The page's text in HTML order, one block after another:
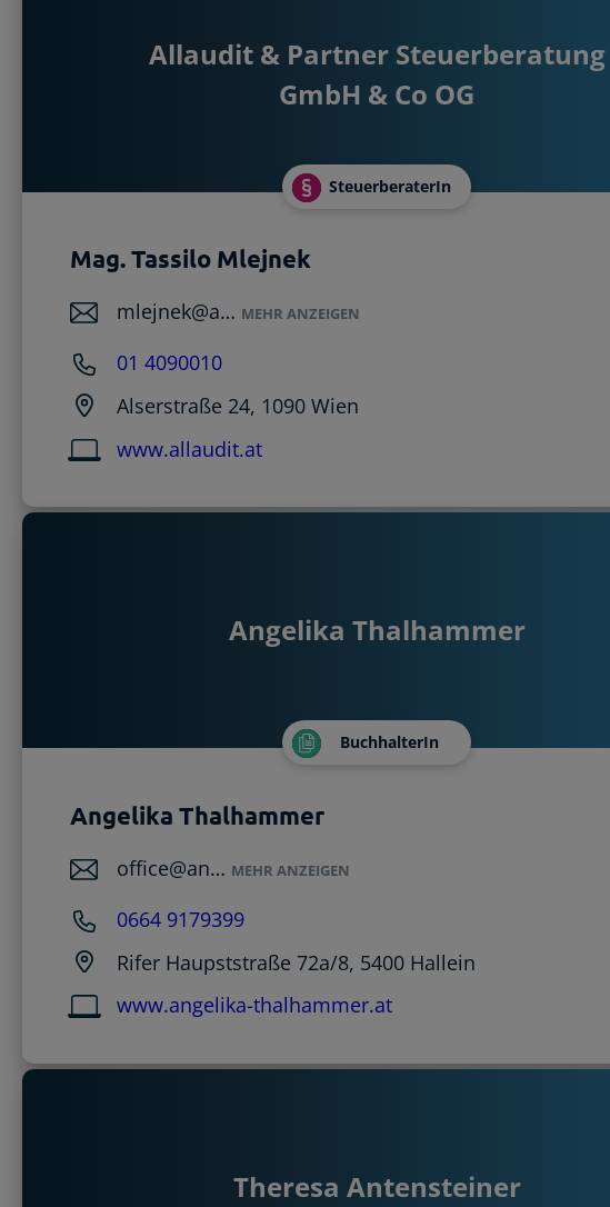
Allaudit & Partner Steuerberatung
GmbH & Co OG
SteuerberaterIn
Mag. Tassilo Mlejnek
mlejnek@a… MEHR ANZEIGEN
01 4090010
Alserstraße 24, 1090 Wien
www.allaudit.at
Angelika Thalhammer
BuchhalterIn
Angelika Thalhammer
office@an… MEHR ANZEIGEN
0664 9179399
Rifer Haupststraße 72a/8, 5400 Hallein
www.angelika-thalhammer.at
Theresa Antensteiner